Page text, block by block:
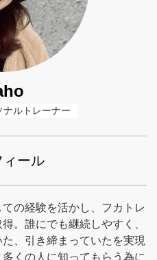
ナルトレーナー
ィール
の経験を活かし、フカトレ
。誰にでも継続しやすく、
、引き締まっていたを実現
くの人に知ってもらう為に